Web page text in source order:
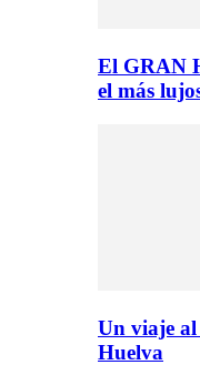
El GRAN
el más
Un viaje
Huelva